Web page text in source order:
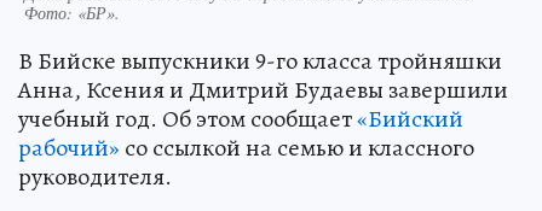
Фото: «БР».
В Бийске выпускники 9-го класса тройняшки
Анна, Ксения и Дмитрий Будаевы завершили
учебный год. Об этом сообщает«Бийский
рабочий» со ссылкой на семью и классного
руководителя.